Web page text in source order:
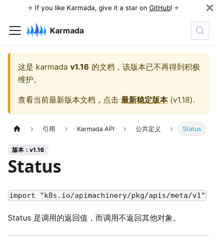
⭐️ If you like Karmada, give it a star on GitHub! ⭐️
Karmada
这是 karmada v1.16 的文档，该版本已不再得到积极
维护。
查看当前最新版本文档，点击 最新稳定版本(v1.18).
引用 Karmada API 公共定义 Status
版本：v1.16
Status
import "k8s.io/apimachinery/pkg/apis/meta/v1"
Status 是调用的返回值，而调用不返回其他对象。